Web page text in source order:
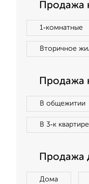
Продажа
1‑комнатные
Вторичное
Продажа
В общежитии
В 3‑к квартире
Продажа
Дома